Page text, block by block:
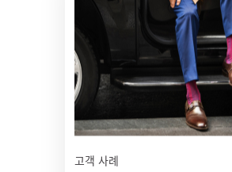
가
새
탭
에
서
열
릴
수고객 사례